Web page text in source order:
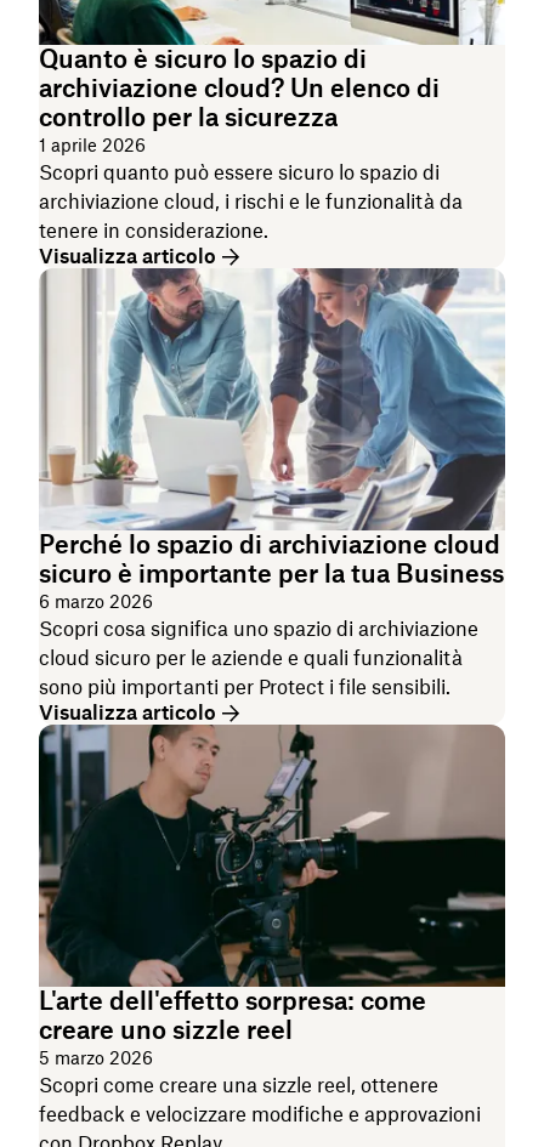
Quanto è sicuro lo spazio di
archiviazione cloud? Un elenco di
controllo per la sicurezza
1 aprile 2026
Scopri quanto può essere sicuro lo spazio di
archiviazione cloud, i rischi e le funzionalità da
tenere in considerazione.
Visualizza articolo
Perché lo spazio di archiviazione cloud
sicuro è importante per la tua Business
6 marzo 2026
Scopri cosa significa uno spazio di archiviazione
cloud sicuro per le aziende e quali funzionalità
sono più importanti per Protect i file sensibili.
Visualizza articolo
L'arte dell'effetto sorpresa: come
creare uno sizzle reel
5 marzo 2026
Scopri come creare una sizzle reel, ottenere
feedback e velocizzare modifiche e approvazioni